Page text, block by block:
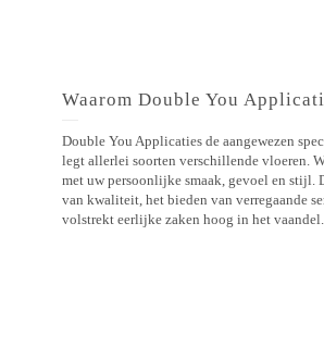
Waarom Double You
Double You Applicaties de aangewezen
legt allerlei soorten verschillende vloeren.
met uw persoonlijke smaak, gevoel en stijl.
van kwaliteit, het bieden van verregaande
volstrekt eerlijke zaken hoog in het vaandel.